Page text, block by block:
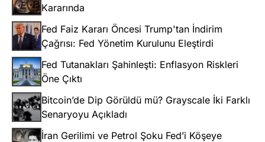
Kararında
Fed Faiz Kararı Öncesi Trump'tan İndirim
Çağrısı: Fed Yönetim Kurulunu Eleştirdi
Fed Tutanakları Şahinleşti: Enflasyon Riskleri
Öne Çıktı
Bitcoin’de Dip Görüldü mü? Grayscale İki Farklı
Senaryoyu Açıkladı
İran Gerilimi ve Petrol Şoku Fed’i Köşeye